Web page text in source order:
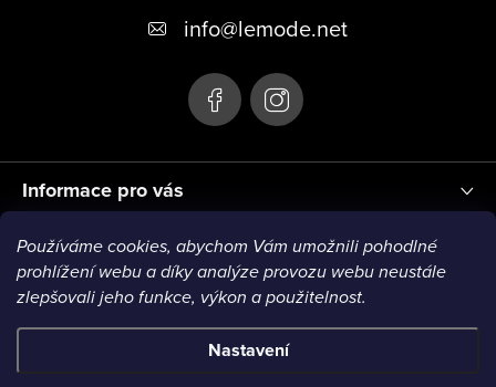
Používáme cookies, abychom Vám umožnili pohodlné
prohlížení webu a díky analýze provozu webu neustále
zlepšovali jeho funkce, výkon a použitelnost.
Nastavení
Informace pro vás
info@lemode.net
Blog